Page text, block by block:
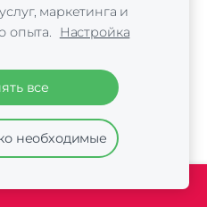
маркетинга и
опыта.
Настройка
все
необходимые